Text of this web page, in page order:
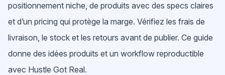
positionnement niche, de produits avec des specs claires
et d’un pricing qui protège la marge. Vérifiez les frais de
livraison, le stock et les retours avant de publier. Ce guide
donne des idées produits et un workflow reproductible
avec Hustle Got Real.